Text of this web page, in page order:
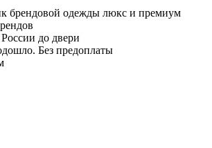
брендовой одежды люкс и премиум
до двери
Без предоплаты